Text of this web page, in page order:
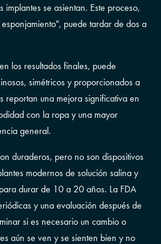
implantes se asientan. Este proceso,
puede tardar de dos a
los resultados finales, puede
simétricos y proporcionados a
reportan una mejora significativa en
con la ropa y una mayor
general.
duraderos, pero no son dispositivos
modernos de solución salina y
durar de 10 a 20 años. La FDA
y una evaluación después de
si es necesario un cambio o
aún se ven y se sienten bien y no